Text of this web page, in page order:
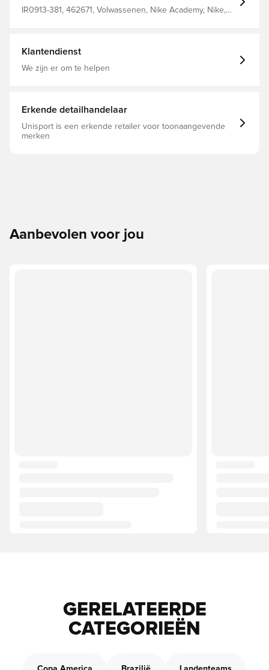
IR0913-381, 462671, Volwassenen, Nike Academy, Nike,
Klantendienst
We zijn er om te helpen
Erkende detailhandelaar
Unisport is een erkende retailer voor toonaangevende
merken
Aanbevolen voor jou
GERELATEERDE
CATEGORIEËN